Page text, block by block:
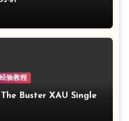
验教程
Buster XAU Single